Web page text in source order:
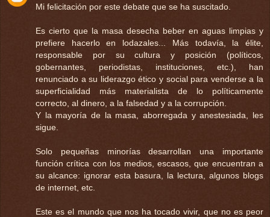
Mi felicitación por este debate que se ha suscitado.
Es cierto que la masa desecha beber en aguas limpias y
prefiere hacerlo en lodazales... Más todavía, la élite,
responsable por su cultura y posición (políticos,
gobernantes, periodistas, instituciones, etc.), han
renunciado a su liderazgo ético y social para venderse a la
superficialidad más materialista de lo políticamente
correcto, al dinero, a la falsedad y a la corrupción.
Y la mayoría de la masa, aborregada y anestesiada, les
sigue.
Solo pequeñas minorías desarrollan una importante
función crítica con los medios, escasos, que encuentran a
su alcance: ignorar esta basura, la lectura, algunos blogs
de internet, etc.
Este es el mundo que nos ha tocado vivir, que no es peor